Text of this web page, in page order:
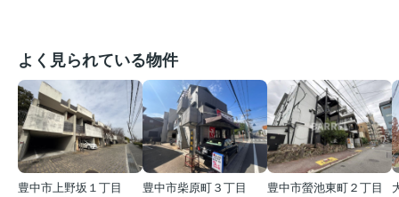
よく見られている物件
豊中市上野坂１丁目
豊中市柴原町３丁目
豊中市螢池東町２丁目